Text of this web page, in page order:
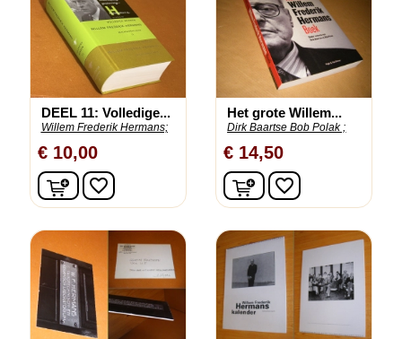
DEEL 11: Volledige...
Willem Frederik Hermans;
€ 10,00
In winkelwagen
favorite_border
Het grote Willem...
Dirk Baartse Bob Polak ;
€ 14,50
In winkelwagen
favorite_border